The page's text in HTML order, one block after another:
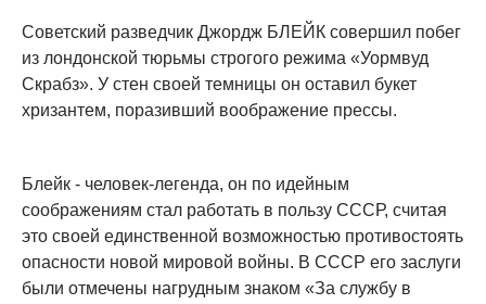
Советский разведчик Джордж БЛЕЙК совершил побег
из лондонской тюрьмы строгого режима «Уормвуд
Скрабз». У стен своей темницы он оставил букет
хризантем, поразивший воображение прессы.
Блейк - человек-легенда, он по идейным
соображениям стал работать в пользу СССР, считая
это своей единственной возможностью противостоять
опасности новой мировой войны. В СССР его заслуги
были отмечены нагрудным знаком «За службу в